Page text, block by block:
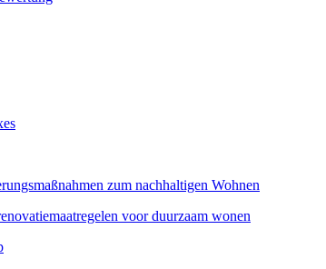
voor duurzaam wonen